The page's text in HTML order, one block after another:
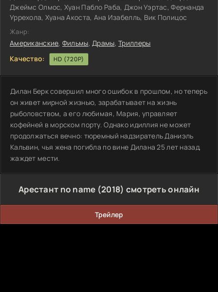
Джеймс Олмос, Хуан Пабло Раба, Джон Уэртас, Фернанда
Уррехола, Хуана Акоста, Ана Изабелль, Вик Полицос
Жанр:
Американские, Фильмы,Драмы,Триллеры
Качество:
HD (720P)
Дилан Берк совершил много ошибок в прошлом, но теперь
он живет мирной жизнью, зарабатывает на жизнь
рыболовством, а его любимая, Мария, управляет
кофейней в морском порту. Однако идиллия не может
продолжаться вечно: тюремный надзиратель Даниэль
Кальвин, чья жена погибла по вине Дилана 25 лет назад,
жаждет мести.
Арестант no name (2018) смотреть онлайн
Трейлер